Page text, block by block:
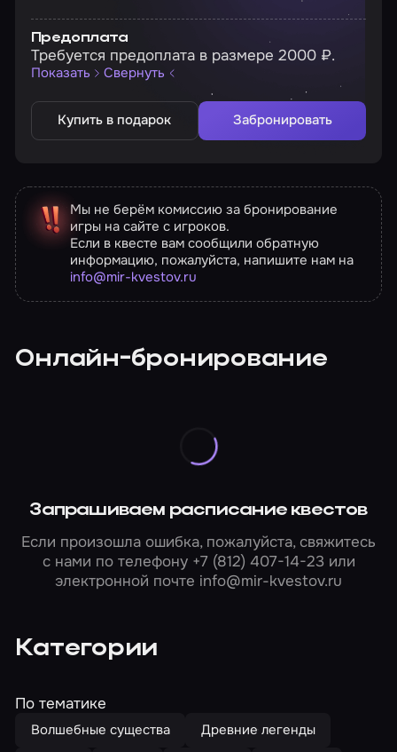
Предоплата
Требуется предоплата в размере 2000 ₽.
Показать Свернуть
Купить в подарок Забронировать
Мы не берём комиссию за бронирование
игры на сайте с игроков.
Если в квесте вам сообщили обратную
информацию, пожалуйста, напишите нам на
info@mir-kvestov.ru
Онлайн-бронирование
Запрашиваем расписание квестов
Если произошла ошибка, пожалуйста, свяжитесь
с нами по телефону +7 (812) 407-14-23или
электронной почте info@mir-kvestov.ru
Категории
По тематике
Волшебные существа
Древние легенды